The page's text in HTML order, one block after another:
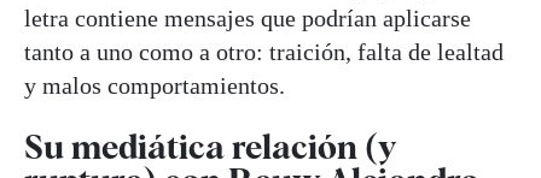
letra contiene mensajes que podrían aplicarse
tanto a uno como a otro: traición, falta de lealtad
y malos comportamientos.
Su mediática relación (y